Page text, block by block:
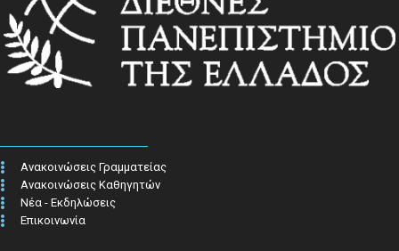
Ανακοινώσεις Γραμματείας
Ανακοινώσεις Καθηγητών
Νέα - Εκδηλώσεις
Επικοινωνία